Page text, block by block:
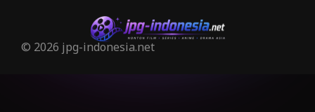
© 2026 jpg-indonesia.net